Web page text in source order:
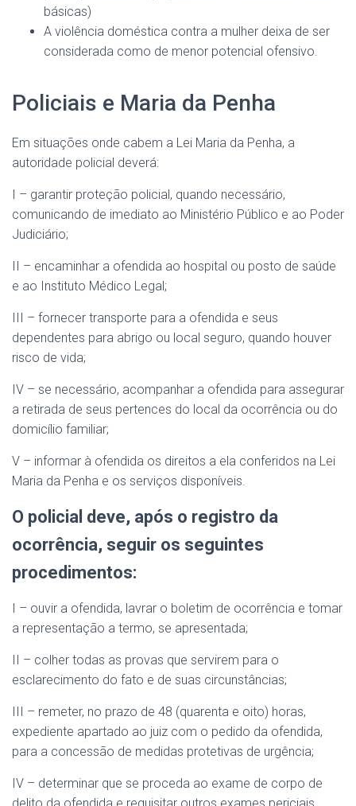
básicas)
A violência doméstica contra a mulher deixa de ser
considerada como de menor potencial ofensivo.
Policiais e Maria da Penha
Em situações onde cabem a Lei Maria da Penha, a
autoridade policial deverá:
I – garantir proteção policial, quando necessário,
comunicando de imediato ao Ministério Público e ao Poder
Judiciário;
II – encaminhar a ofendida ao hospital ou posto de saúde
e ao Instituto Médico Legal;
III – fornecer transporte para a ofendida e seus
dependentes para abrigo ou local seguro, quando houver
risco de vida;
IV – se necessário, acompanhar a ofendida para assegurar
a retirada de seus pertences do local da ocorrência ou do
domicílio familiar;
V – informar à ofendida os direitos a ela conferidos na Lei
Maria da Penha e os serviços disponíveis.
O policial deve, após o registro da
ocorrência, seguir os seguintes
procedimentos:
I – ouvir a ofendida, lavrar o boletim de ocorrência e tomar
a representação a termo, se apresentada;
II – colher todas as provas que servirem para o
esclarecimento do fato e de suas circunstâncias;
III – remeter, no prazo de 48 (quarenta e oito) horas,
expediente apartado ao juiz com o pedido da ofendida,
para a concessão de medidas protetivas de urgência;
IV – determinar que se proceda ao exame de corpo de